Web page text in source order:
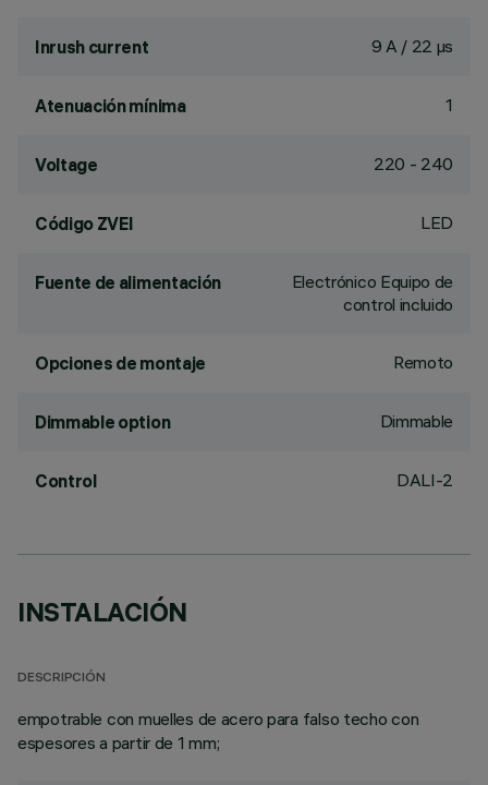
Inrush current 9 A / 22 µs
Atenuación mínima 1
Voltage 220 - 240
Código ZVEI LED
Fuente de alimentación
Electrónico Equipo de
control incluido
Opciones de montaje Remoto
Dimmable option Dimmable
Control DALI-2
INSTALACIÓN
DESCRIPCIÓN
empotrable con muelles de acero para falso techo con
espesores a partir de 1 mm;